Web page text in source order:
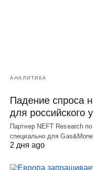
АНАЛИТИКА
Падение спроса
для российского
Партнер NEFT Research
специально для
2 дня ago